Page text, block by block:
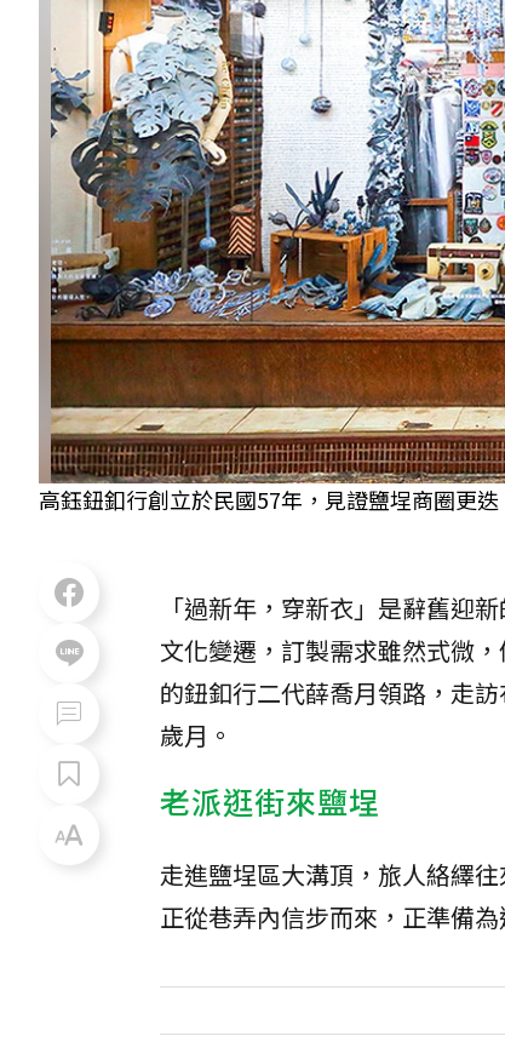
高鈺鈕釦行創立於民國57年，見證鹽埕商圈更
「過新年，穿新衣」是辭舊迎
文化變遷，訂製需求雖然式微
的鈕釦行二代薛喬月領路，走
歲月。
老派逛街來鹽埕
走進鹽埕區大溝頂，旅人絡繹
正從巷弄內信步而來，正準備